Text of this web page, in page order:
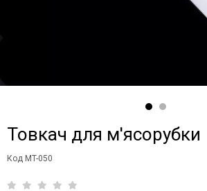
Товкач для м'ясорубки
Код MT-050